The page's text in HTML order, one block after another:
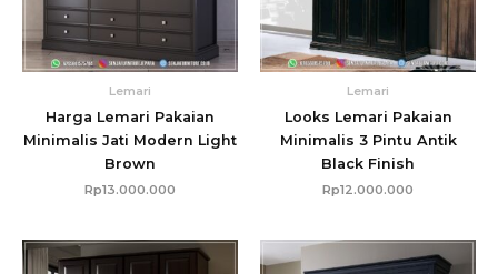
Lemari
Harga Lemari Pakaian
Minimalis Jati Modern Light
Brown
Rp13.000.000
Lemari
Looks Lemari Pakaian
Minimalis 3 Pintu Antik
Black Finish
Rp12.000.000